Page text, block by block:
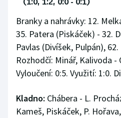
Branky a nahrávky: 12.
35. Patera (Piskáček) - 32.
Pavlas (Divíšek, Pulpán),
Rozhodčí: Minář, Kalivoda
Vyloučení: 0:5. Využití: 1:0.
Kladno: Chábera - L.
Kameš, Piskáček, P.